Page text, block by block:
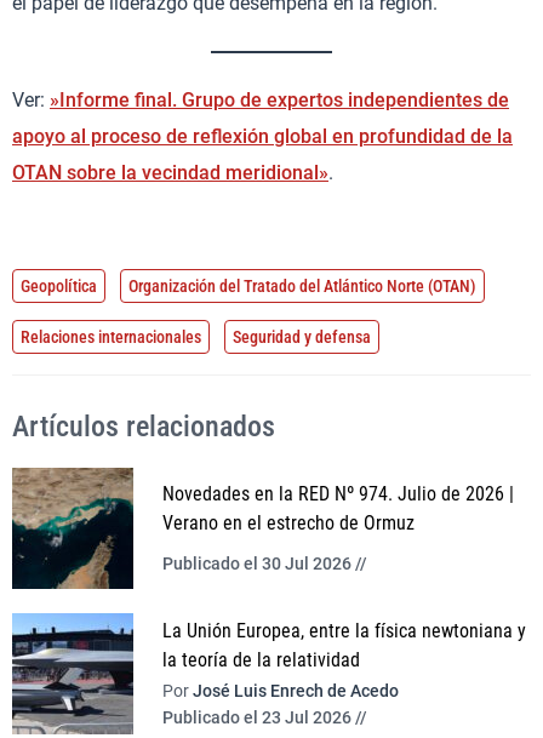
Ver: »Informe final. Grupo de expertos independientes de
apoyo al proceso de reflexión global en profundidad de la
OTAN sobre la vecindad meridional».
Geopolítica Organización del Tratado del Atlántico Norte (OTAN)
Relaciones internacionales Seguridad y defensa
Artículos relacionados
Novedades en la RED Nº 974. Julio de 2026 |
Verano en el estrecho de Ormuz
Publicado el 30 Jul 2026 //
La Unión Europea, entre la física newtoniana y
la teoría de la relatividad
PorJosé Luis Enrech de Acedo
Publicado el 23 Jul 2026 //